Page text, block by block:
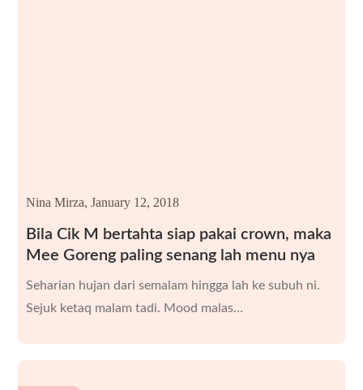
Bila Cik M bertahta siap pakai crown, maka
Mee Goreng paling senang lah menu nya
Nina Mirza, January 12, 2018
Seharian hujan dari semalam hingga lah ke subuh ni.
Sejuk ketaq malam tadi. Mood malas…